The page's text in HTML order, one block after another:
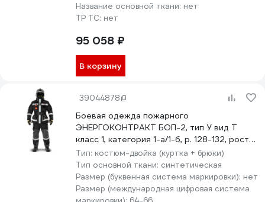
Название основной ткани: нет
ТР ТС: нет
95 058 ₽
В корзину
39044878
Боевая одежда пожарного
ЭНЕРГОКОНТРАКТ БОП-2, тип У вид Т
класс 1, категория 1-а/1-б, р. 128-132, рост
170/176, черный 5310000000135
Тип: костюм-двойка (куртка + брюки)
Тип основной ткани: синтетическая
Размер (буквенная система маркировки): нет
Размер (международная цифровая система